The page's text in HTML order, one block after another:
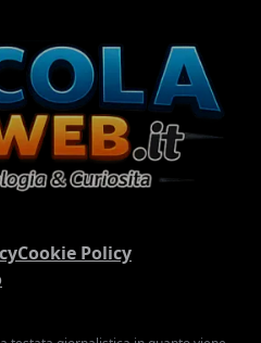
Cookie Policy